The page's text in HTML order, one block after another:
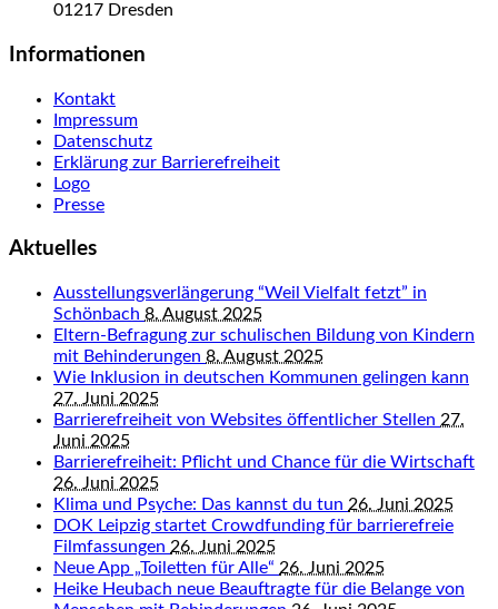
01217 Dresden
Informationen
Kontakt
Impressum
Datenschutz
Erklärung zur Barrierefreiheit
Logo
Presse
Aktuelles
Ausstellungsverlängerung “Weil Vielfalt fetzt” in
Schönbach 8. August 2025
Eltern-Befragung zur schulischen Bildung von Kindern
mit Behinderungen 8. August 2025
Wie Inklusion in deutschen Kommunen gelingen kann
27. Juni 2025
Barrierefreiheit von Websites öffentlicher Stellen 27.
Juni 2025
Barrierefreiheit: Pflicht und Chance für die Wirtschaft
26. Juni 2025
Klima und Psyche: Das kannst du tun 26. Juni 2025
DOK Leipzig startet Crowdfunding für barrierefreie
Filmfassungen 26. Juni 2025
Neue App „Toiletten für Alle“ 26. Juni 2025
Heike Heubach neue Beauftragte für die Belange von